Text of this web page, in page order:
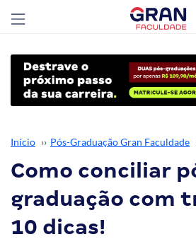
Início ›› Pós-Graduação Gran Faculdade
Como conciliar
graduação com
10 dicas!